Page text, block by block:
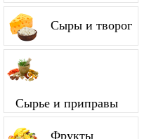
Сыры и творог
Сырье и приправы
Фрукты